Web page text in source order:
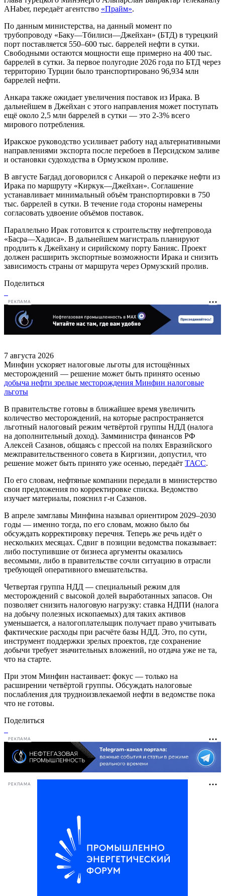
AHaber, передаёт агентство «Прайм».
По данным министерства, на данный момент по
трубопроводу «Баку—Тбилиси—Джейхан» (БТД) в турецкий
порт поставляется 550–600 тыс. баррелей нефти в сутки.
Свободными остаются мощности еще примерно на 400 тыс.
баррелей в сутки. За первое полугодие 2026 года по БТД через
территорию Турции было транспортировано 96,934 млн
баррелей нефти.
Анкара также ожидает увеличения поставок из Ирака. В
дальнейшем в Джейхан с этого направления может поступать
ещё около 2,5 млн баррелей в сутки — это 2-3% всего
мирового потребления.
Иракское руководство усиливает работу над альтернативными
направлениями экспорта после перебоев в Персидском заливе
и остановки судоходства в Ормузском проливе.
В августе Багдад договорился с Анкарой о перекачке нефти из
Ирака по маршруту «Киркук—Джейхан». Соглашение
устанавливает минимальный объём транспортировки в 750
тыс. баррелей в сутки. В течение года стороны намерены
согласовать удвоение объёмов поставок.
Параллельно Ирак готовится к строительству нефтепровода
«Басра—Хадиса». В дальнейшем магистраль планируют
продлить к Джейхану и сирийскому порту Банияс. Проект
должен расширить экспортные возможности Ирака и снизить
зависимость страны от маршрута через Ормузский пролив.
Поделиться
РЕКЛАМА
7 августа 2026
Минфин ускоряет налоговые льготы для истощённых
месторождений — решение может быть принято осенью
добыча нефти зрелые месторождения Минфин налоговые
льготы
В правительстве готовы в ближайшее время увеличить
количество месторождений, на которые распространяется
льготный налоговый режим четвёртой группы НДД (налога
на дополнительный доход). Замминистра финансов РФ
Алексей Сазанов, общаясь с прессой на полях Евразийского
межправительственного совета в Киргизии, допустил, что
решение может быть принято уже осенью, передаёт ТАСС.
По его словам, нефтяные компании передали в министерство
свои предложения по корректировке списка. Ведомство
изучает материалы, пояснил г-н Сазанов.
В апреле замглавы Минфина называл ориентиром 2029–2030
годы — именно тогда, по его словам, можно было бы
обсуждать корректировку перечня. Теперь же речь идёт о
нескольких месяцах. Сдвиг в позиции ведомства показывает:
либо поступившие от бизнеса аргументы оказались
весомыми, либо в правительстве сочли ситуацию в отрасли
требующей оперативного вмешательства.
Четвертая группа НДД — специальный режим для
месторождений с высокой долей выработанных запасов. Он
позволяет снизить налоговую нагрузку: ставка НДПИ (налога
на добычу полезных ископаемых) для таких активов
уменьшается, а налогоплательщик получает право учитывать
фактические расходы при расчёте базы НДД. Это, по сути,
инструмент поддержки зрелых проектов, где сохранение
добычи требует значительных вложений, но отдача уже не та,
что на старте.
При этом Минфин настаивает: фокус — только на
расширении четвёртой группы. Обсуждать налоговые
послабления для трудноизвлекаемой нефти в ведомстве пока
что не готовы.
Поделиться
РЕКЛАМА
РЕКЛАМА